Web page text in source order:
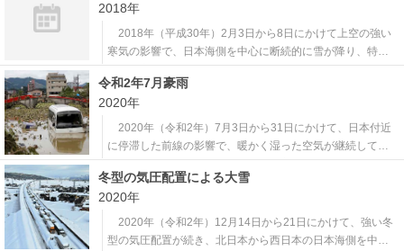
時に北海道の東で温帯低気圧に変わった。 台風の接近・
通過に伴い台風周辺の
2018年
2018年（平成30年）2月3日から8日にかけて上空の強い
寒気の影響で、日本海側を中心に断続的に雪が降り、特に
北陸地方には日本海から発達した雪雲がかかり続け平野部
でも大雪となり、最深積雪は福井市147cm、金沢市87cm、
富山市75cmを観測、所によって1981年（昭和56年）2月の
「五六豪雪」以
令和2年7月豪雨
2020年
2020年（令和2年）7月3日から31日にかけて、日本付近
に停滞した前線の影響で、暖かく湿った空気が継続して流
れ込み、西日本から東日本、東北地方の各地で大雨となっ
た。特に、熊本県では球磨川の氾濫や土砂崩れが多発し、6
5人が死亡、2人が行方不明となり、死者は全国で84人に上
った。全半壊6,125棟を
冬型の気圧配置による大雪
2020年
2020年（令和2年）12月14日から21日にかけて、強い冬
型の気圧配置が続き、北日本から西日本の日本海側を中心